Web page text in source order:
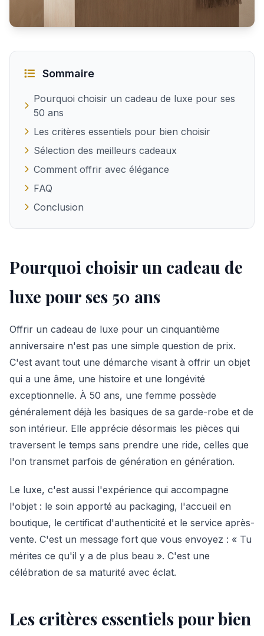
Sommaire
Pourquoi choisir un cadeau de luxe pour ses
50 ans
Les critères essentiels pour bien choisir
Sélection des meilleurs cadeaux
Comment offrir avec élégance
FAQ
Conclusion
Pourquoi choisir un cadeau de
luxe pour ses 50 ans
Offrir un cadeau de luxe pour un cinquantième
anniversaire n'est pas une simple question de prix.
C'est avant tout une démarche visant à offrir un objet
qui a une âme, une histoire et une longévité
exceptionnelle. À 50 ans, une femme possède
généralement déjà les basiques de sa garde-robe et de
son intérieur. Elle apprécie désormais les pièces qui
traversent le temps sans prendre une ride, celles que
l'on transmet parfois de génération en génération.
Le luxe, c'est aussi l'expérience qui accompagne
l'objet : le soin apporté au packaging, l'accueil en
boutique, le certificat d'authenticité et le service après-
vente. C'est un message fort que vous envoyez : « Tu
mérites ce qu'il y a de plus beau ». C'est une
célébration de sa maturité avec éclat.
Les critères essentiels pour bien